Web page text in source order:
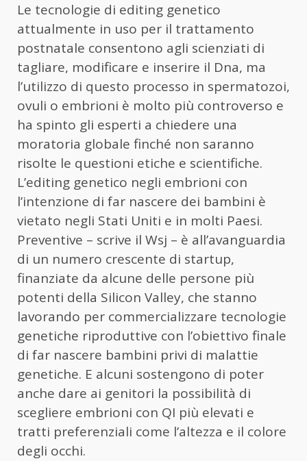
Le tecnologie di editing genetico
attualmente in uso per il trattamento
postnatale consentono agli scienziati di
tagliare, modificare e inserire il Dna, ma
l’utilizzo di questo processo in spermatozoi,
ovuli o embrioni è molto più controverso e
ha spinto gli esperti a chiedere una
moratoria globale finché non saranno
risolte le questioni etiche e scientifiche.
L’editing genetico negli embrioni con
l’intenzione di far nascere dei bambini è
vietato negli Stati Uniti e in molti Paesi.
Preventive – scrive il Wsj – è all’avanguardia
di un numero crescente di startup,
finanziate da alcune delle persone più
potenti della Silicon Valley, che stanno
lavorando per commercializzare tecnologie
genetiche riproduttive con l’obiettivo finale
di far nascere bambini privi di malattie
genetiche. E alcuni sostengono di poter
anche dare ai genitori la possibilità di
scegliere embrioni con QI più elevati e
tratti preferenziali come l’altezza e il colore
degli occhi.